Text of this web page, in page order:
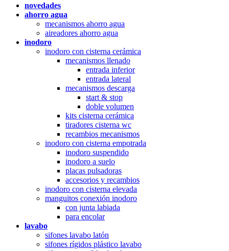
novedades
ahorro agua
mecanismos ahorro agua
aireadores ahorro agua
inodoro
inodoro con cisterna cerámica
mecanismos llenado
entrada inferior
entrada lateral
mecanismos descarga
start & stop
doble volumen
kits cisterna cerámica
tiradores cisterna wc
recambios mecanismos
inodoro con cisterna empotrada
inodoro suspendido
inodoro a suelo
placas pulsadoras
accesorios y recambios
inodoro con cisterna elevada
manguitos conexión inodoro
con junta labiada
para encolar
lavabo
sifones lavabo latón
sifones rígidos plástico lavabo